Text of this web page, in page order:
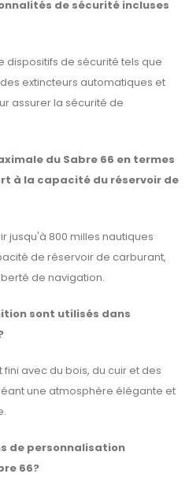
de sécurité incluses
dispositifs de sécurité tels que
extincteurs automatiques et
assurer la sécurité de
du Sabre 66 en termes
à la capacité du réservoir de
jusqu'à 800 milles nautiques
de réservoir de carburant,
de navigation.
sont utilisés dans
fini avec du bois, du cuir et des
une atmosphère élégante et
de personnalisation
66?